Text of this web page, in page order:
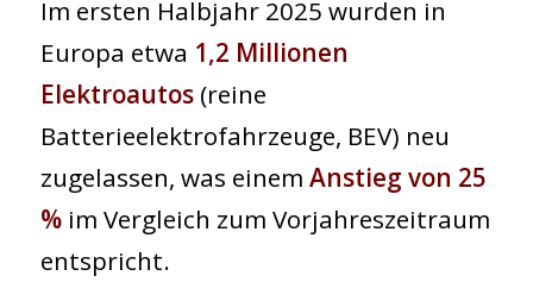
Im ersten Halbjahr 2025 wurden in
Europa etwa 1,2 Millionen
Elektroautos(reine
Batterieelektrofahrzeuge, BEV) neu
zugelassen, was einem Anstieg von 25
%im Vergleich zum Vorjahreszeitraum
entspricht.